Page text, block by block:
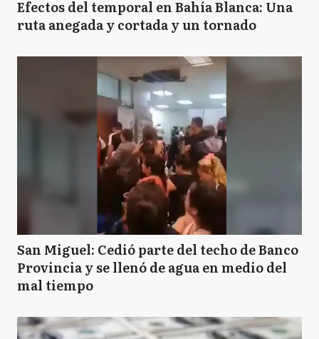
Efectos del temporal en Bahía Blanca: Una
ruta anegada y cortada y un tornado
San Miguel: Cedió parte del techo de Banco
Provincia y se llenó de agua en medio del
mal tiempo